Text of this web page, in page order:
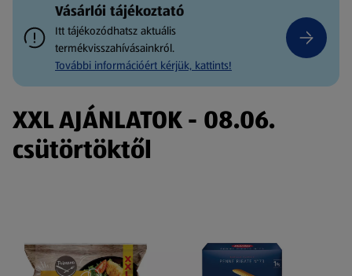
Vásárlói tájékoztató
Itt tájékozódhatsz aktuális
termékvisszahívásainkról.
További információért kérjük, kattints!
XXL AJÁNLATOK - 08.06.
csütörtöktől